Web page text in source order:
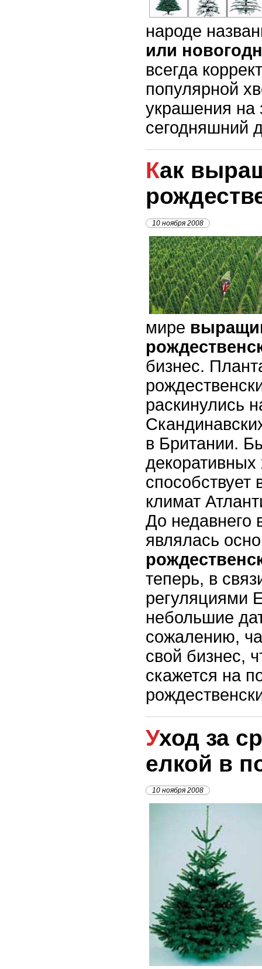
народе
или
всегда
популярной
украшения на
сегодняшний
Как выращивают
10 ноября 2008
мире
бизнес.
раскинулись
в Британии.
декоративных
способствует
климат
До недавнего
являлась
теперь, в
регуляциями
небольшие
сожалению,
свой бизнес,
скажется на
Уход за срубленной
елкой в
10 ноября 2008